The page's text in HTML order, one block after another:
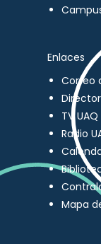
Enlaces
Correo
TV UAQ
Radio
Mapa